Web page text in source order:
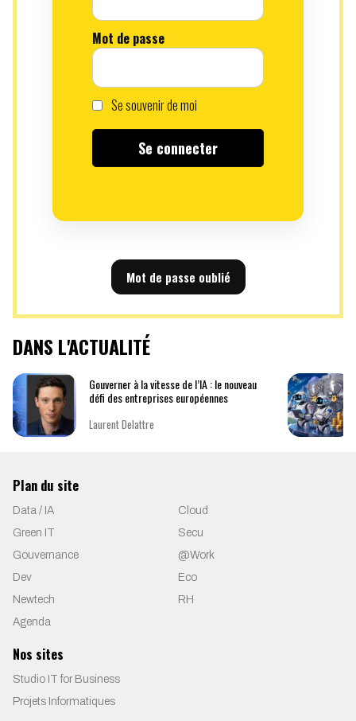
Mot de passe
Se souvenir de moi
Mot de passe oublié
DANS L'ACTUALITÉ
Gouverner à la vitesse de l’IA : le nouveau
défi des entreprises européennes
Laurent Delattre
Plan du site
Data / IA
Cloud
Green IT
Secu
Gouvernance
@Work
Dev
Eco
Newtech
RH
Agenda
Nos sites
Studio IT for Business
Projets Informatiques